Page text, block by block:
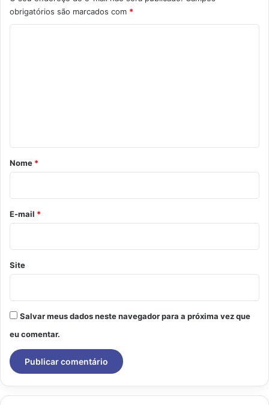
obrigatórios são marcados com *
r
o
*
Nome *
E-mail *
Site
Salvar meus dados neste navegador para a próxima vez que
eu comentar.